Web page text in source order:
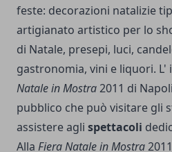
feste: decorazioni natalizie
artigianato artistico per lo
di Natale, presepi, luci,
gastronomia, vini e liquori. L'
Natale in Mostra2011 di
pubblico che può visitare gli
assistere agli spettacoli
Alla Fiera Natale in Mostra